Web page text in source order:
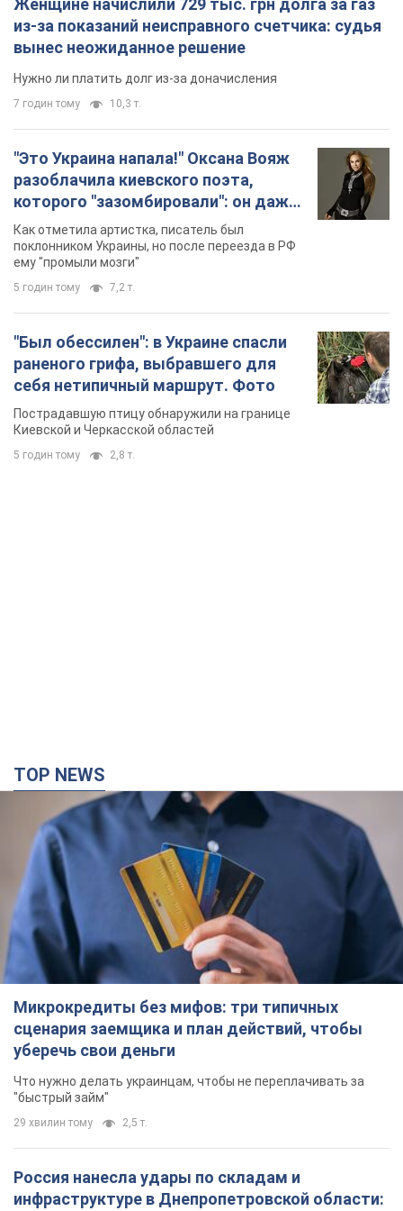
себя нетипичный маршрут. Фото
Пострадавшую птицу обнаружили на границе
Киевской и Черкасской областей
5 годин тому 2,8 т.
TOP NEWS
Россия нанесла удары по складам и
инфраструктуре в Днепропетровской области:
есть погибшие и раненые. Фото
Погибли три человека
2 години тому 5,8 т.
Зеленский созвал совещание по вопросам
подготовки украинской баллистики и
решения готовятся
В Киеве рассчитывают на успешное завершение проекта
FREYJA
2 години тому 27,1 т.